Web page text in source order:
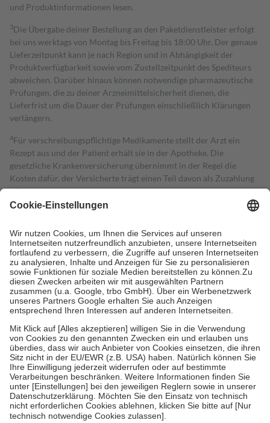
und Produktinformationen lesen.
3Die Übergabe deiner Bestellung an den Paketdienstleister erfolgt
bei uns werktags von Montag bis Freitag bis 18:00 Uhr. Der genaue
Lieferzeitpunkt kann je nach Region und in Abhängigkeit der
Produktverfügbarkeit sowie vom Zustellzeitpunkt des Spediteurs
abweichen. Darüber hinaus können notwendige pharmazeutische
Prüfungen, die zu deiner Arzneimittelsicherheit dienen, die
Lieferfrist um die Dauer der Prüfungen einschließlich Klärungen
verlängern.
4Für verschreibungspflichtige Medikamente stellt der Arzt ein
Rezept aus und der Patient erhält sie in der Apotheke. Die
gesetzliche Krankenversicherung übernimmt in der Regel die
Kosten dafür, der Versicherte trägt einen Teil davon als Zuzahlung
mit.
Grundsätzlich leisten Mitglieder Zuzahlungen in Höhe von zehn
höchstens zehn Euro.
Es sind jedoch nie mehr als die tatsächlichen
Kosten der Leistung zu entrichten.
Diese Regeln gelten grundsätzlich auch für Online-Apotheken.
Bei Heilmitteln und häuslicher Krankenpflege beträgt die
Zuzahlung zehn Prozent der Kosten sowie zehn Euro je
Verordnung.
Um das Engagement der Versicherten für ihre eigene Gesundheit zu
stärken und die besondere Stellung der Familie zu unterstützen,
fallenkeine Zuzahlungenan bei:
• Kindern und Jugendlichen bis zum vollendeten 18. Lebensjahr
mit Ausnahme der Fahrkosten
• Untersuchungen zur Vorsorge und Früherkennung, die von der
GKV getragen werden
• empfohlenen Schutzimpfungen
• Harn- und Blutteststreifen